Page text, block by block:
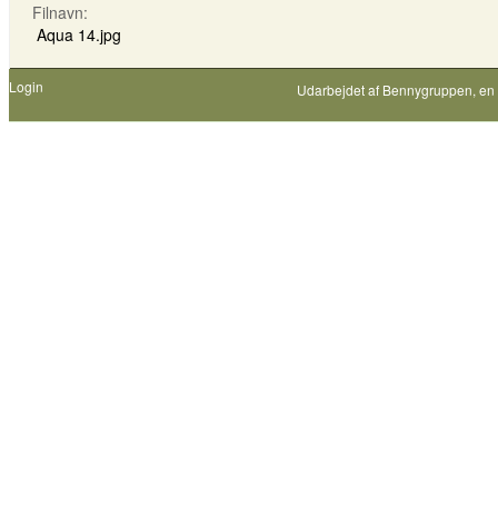
Filnavn:
Aqua 14.jpg
Login Udarbejdet af Bennygruppen,